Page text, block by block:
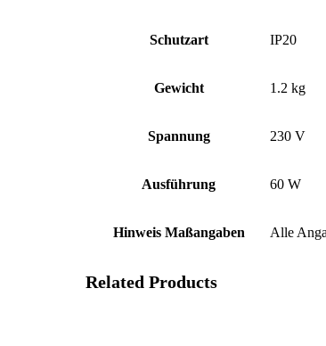
Schutzart IP20
Gewicht 1.2 kg
Spannung 230 V
Ausführung 60 W
Hinweis Maßangaben Alle
Related Products